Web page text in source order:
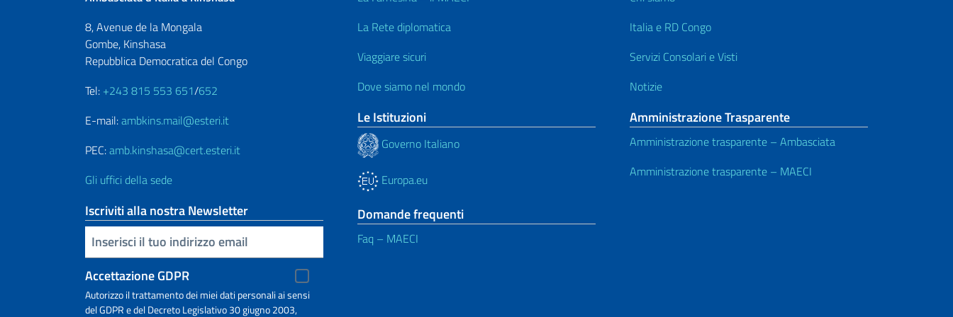
8, Avenue de la Mongala
Gombe, Kinshasa
Repubblica Democratica del Congo
Tel: +243 815 553 651/652
E-mail:ambkins.mail@esteri.it
PEC:amb.kinshasa@cert.esteri.it
Gli uffici della sede
Iscriviti alla nostra Newsletter
Inserisci la tua email
Accettazione GDPR
Autorizzo il trattamento dei miei dati personali ai sensi
del GDPR e del Decreto Legislativo 30 giugno 2003,
La Rete diplomatica
Viaggiare sicuri
Dove siamo nel mondo
Le Istituzioni
Governo Italiano
Europa.eu
Domande frequenti
Faq – MAECI
Italia e RD Congo
Servizi Consolari e Visti
Notizie
Amministrazione Trasparente
Amministrazione trasparente – Ambasciata
Amministrazione trasparente – MAECI